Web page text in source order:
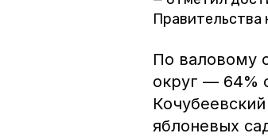
Правительства
По валовому
округ — 64%
яблоневых